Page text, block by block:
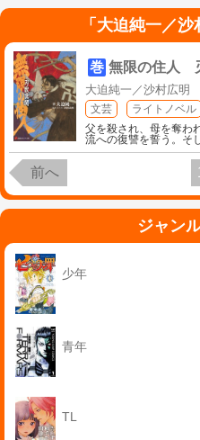
「 大迫純一／沙
巻 無限の住人
大迫純一／沙村広明
文芸
ライトノベル
父を殺され、母を奪わ
流への復讐を誓う。そ
前へ 1
ジャン
少年
青年
TL